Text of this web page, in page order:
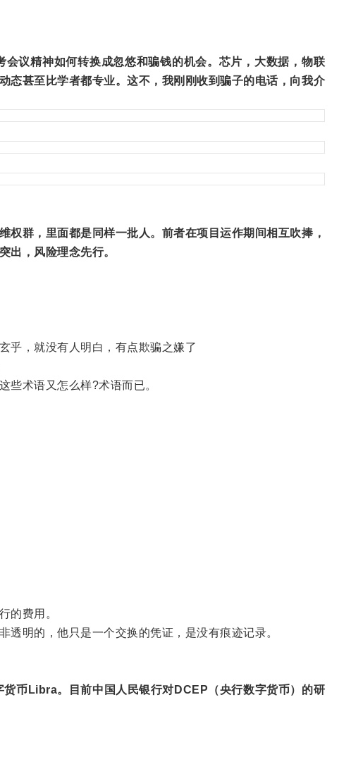
议精神如何转换成忽悠和骗钱的机会。芯片，大数据，物联
态甚至比学者都专业。这不，我刚刚收到骗子的电话，向我介
群，里面都是同样一批人。前者在项目运作期间相互吹捧，
出，风险理念先行。
乎，就没有人明白，有点欺骗之嫌了
些术语又怎么样?术语而已。
的费用。
明的，他只是一个交换的凭证，是没有痕迹记录。
币Libra。目前中国人民银行对DCEP（央行数字货币）的研